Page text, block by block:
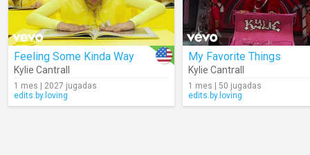
Feeling Some Kinda Way
Kylie Cantrall
1 mes | 2027 jugadas
edits.by.loving
My Favorite Things
Kylie Cantrall
1 mes | 50 jugadas
edits.by.loving